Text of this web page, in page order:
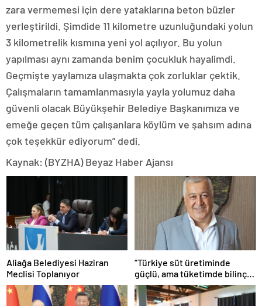
zara vermemesi için dere yataklarına beton büzler
yerleştirildi. Şimdide 11 kilometre uzunluğundaki yolun
3 kilometrelik kısmına yeni yol açılıyor. Bu yolun
yapılması aynı zamanda benim çocukluk hayalimdi.
Geçmişte yaylamıza ulaşmakta çok zorluklar çektik.
Çalışmaların tamamlanmasıyla yayla yolumuz daha
güvenli olacak Büyükşehir Belediye Başkanımıza ve
emeğe geçen tüm çalışanlara köylüm ve şahsım adına
çok teşekkür ediyorum” dedi.
Kaynak: (BYZHA) Beyaz Haber Ajansı
Aliağa Belediyesi Haziran
Meclisi Toplanıyor
“Türkiye süt üretiminde
güçlü, ama tüketimde bilinç
şart”